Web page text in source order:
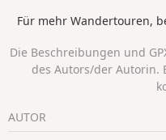
Aufstieg über die
Vorschriften unterliegt.
dieser Vorschriften droht
Geldstrafe von bis zu 1500
Für mehr Wandertouren,
Die Beschreibungen und
des Autors/der Autorin.
AUTOR